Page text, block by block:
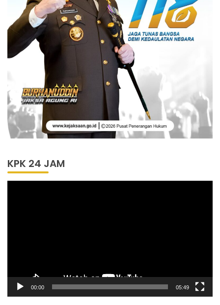
KPK 24 JAM
00:00 05:49